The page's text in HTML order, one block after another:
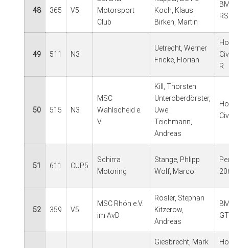
48 365 V5
Motorsport
Club
Koch, Klaus
Birken, Martin
RS
49 511 N3
Uetrecht, Werner
Fricke, Florian
R
50 515 N3
MSC
Wahlscheid e.
V.
Kill, Thorsten
Unteroberdörster,
Uwe
Teichmann,
Andreas
51 611 CUP5
Schirra
Motoring
Stange, Phlipp
Wolf, Marco
52 359 V5
MSC Rhön e.V.
im AvD
Rösler, Stephan
Kitzerow,
Andreas
GT
Giesbrecht, Mark